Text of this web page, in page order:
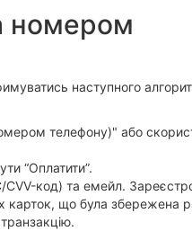
номером
наступного
телефону)" або
“Оплатити”.
CVV-код) та емейл.
карток, що була збережена